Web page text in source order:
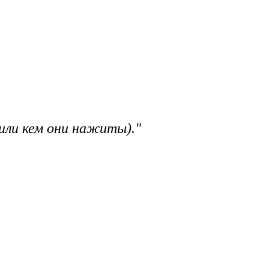
или кем они нажиты)."